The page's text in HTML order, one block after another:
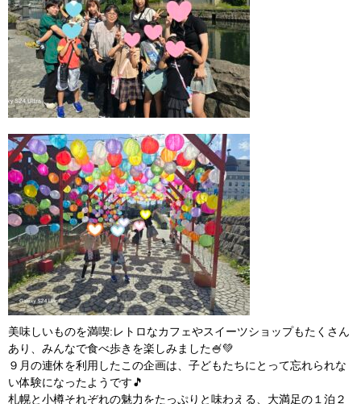
美味しいものを満喫:レトロなカフェやスイーツショップもたくさん
あり、みんなで食べ歩きを楽しみました🍧💚
９月の連休を利用したこの企画は、子どもたちにとって忘れられな
い体験になったようです🎵
札幌と小樽それぞれの魅力をたっぷりと味わえる、大満足の１泊２